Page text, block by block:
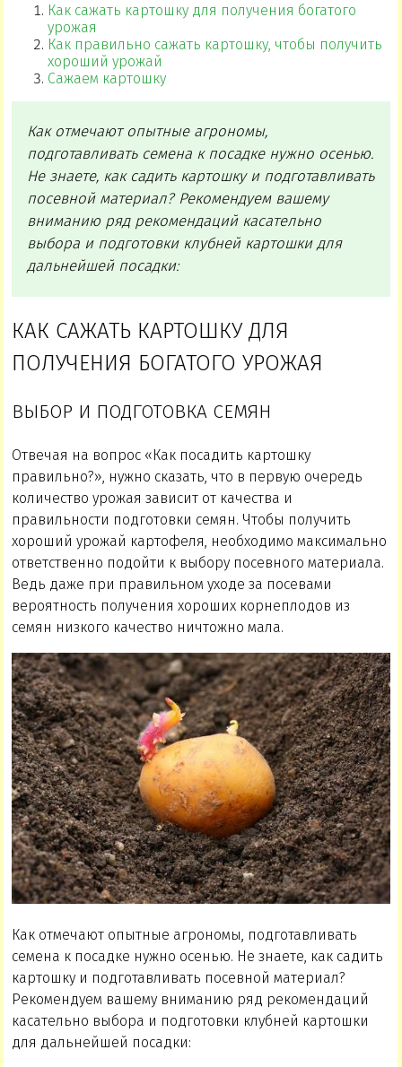
Как сажать картошку для получения богатого
урожая
Как правильно сажать картошку, чтобы получить
хороший урожай
Сажаем картошку
Как отмечают опытные агрономы,
подготавливать семена к посадке нужно осенью.
Не знаете, как садить картошку и подготавливать
посевной материал? Рекомендуем вашему
вниманию ряд рекомендаций касательно
выбора и подготовки клубней картошки для
дальнейшей посадки:
КАК САЖАТЬ КАРТОШКУ ДЛЯ
ПОЛУЧЕНИЯ БОГАТОГО УРОЖАЯ
ВЫБОР И ПОДГОТОВКА СЕМЯН
Отвечая на вопрос «Как посадить картошку
правильно?», нужно сказать, что в первую очередь
количество урожая зависит от качества и
правильности подготовки семян. Чтобы получить
хороший урожай картофеля, необходимо максимально
ответственно подойти к выбору посевного материала.
Ведь даже при правильном уходе за посевами
вероятность получения хороших корнеплодов из
семян низкого качество ничтожно мала.
Как отмечают опытные агрономы, подготавливать
семена к посадке нужно осенью. Не знаете, как садить
картошку и подготавливать посевной материал?
Рекомендуем вашему вниманию ряд рекомендаций
касательно выбора и подготовки клубней картошки
для дальнейшей посадки: